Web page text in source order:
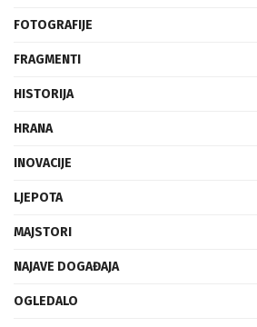
FOTOGRAFIJE
FRAGMENTI
HISTORIJA
HRANA
INOVACIJE
LJEPOTA
MAJSTORI
NAJAVE DOGAĐAJA
OGLEDALO